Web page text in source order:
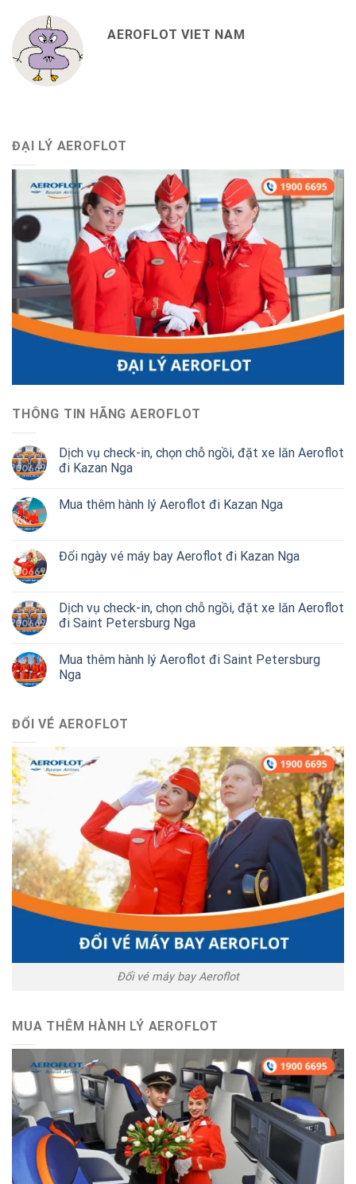
AEROFLOT VIET NAM
ĐẠI LÝ AEROFLOT
THÔNG TIN HÃNG AEROFLOT
Dịch vụ check-in, chọn chỗ ngồi, đặt xe lăn Aeroflot
đi Kazan Nga
Mua thêm hành lý Aeroflot đi Kazan Nga
Đổi ngày vé máy bay Aeroflot đi Kazan Nga
Dịch vụ check-in, chọn chỗ ngồi, đặt xe lăn Aeroflot
đi Saint Petersburg Nga
Mua thêm hành lý Aeroflot đi Saint Petersburg
Nga
ĐỔI VÉ AEROFLOT
Đổi vé máy bay Aeroflot
MUA THÊM HÀNH LÝ AEROFLOT